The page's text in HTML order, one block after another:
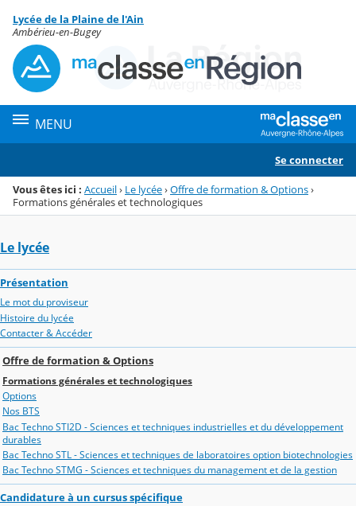
Menu de la rubrique
Contenu
Lycée de la Plaine de l'Ain
Ambérieu-en-Bugey
MENU
Se connecter
Vous êtes ici : Accueil› Le lycée›Offre de formation & Options›
Formations générales et technologiques
Le lycée
Présentation
Le mot du proviseur
Histoire du lycée
Contacter & Accéder
Offre de formation & Options
Formations générales et technologiques
Options
Nos BTS
Bac Techno STI2D - Sciences et techniques industrielles et du développement
durables
Bac Techno STL - Sciences et techniques de laboratoires option biotechnologies
Bac Techno STMG - Sciences et techniques du management et de la gestion
Candidature à un cursus spécifique